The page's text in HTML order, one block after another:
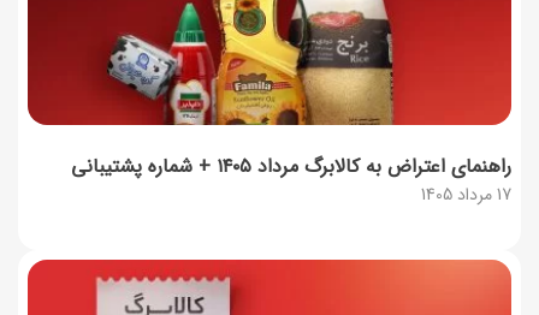
17 مرداد 1405
راهنمای اعتراض به کالابرگ مرداد ۱۴۰۵ + شماره پشتیبانی